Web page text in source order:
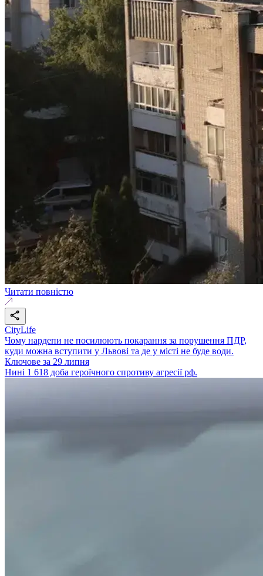
Читати повністю
CityLife
Чому нардепи не посилюють покарання за порушення ПДР,
куди можна вступити у Львові та де у місті не буде води.
Ключове за 29 липня
Нині 1 618 доба героїчного спротиву агресії рф.